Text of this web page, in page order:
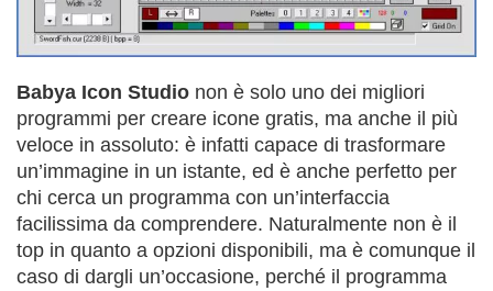
Babya Icon Studio non è solo uno dei migliori
programmi per creare icone gratis, ma anche il più
veloce in assoluto: è infatti capace di trasformare
un’immagine in un istante, ed è anche perfetto per
chi cerca un programma con un’interfaccia
facilissima da comprendere. Naturalmente non è il
top in quanto a opzioni disponibili, ma è comunque il
caso di dargli un’occasione, perché il programma